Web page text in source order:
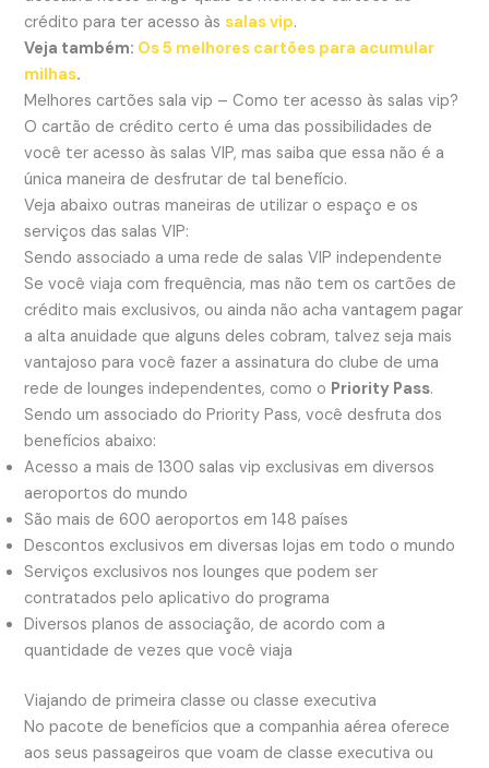
crédito para ter acesso às salas vip.
Veja também: Os 5 melhores cartões para acumular
milhas.
Melhores cartões sala vip –Como ter acesso às salas vip?
O cartão de crédito certo é uma das possibilidades de
você ter acesso às salas VIP, mas saiba que essa não é a
única maneira de desfrutar de tal benefício.
Veja abaixo outras maneiras de utilizar o espaço e os
serviços das salas VIP:
Sendo associado a uma rede de salas VIP independente
Se você viaja com frequência, mas não tem os cartões de
crédito mais exclusivos, ou ainda não acha vantagem pagar
a alta anuidade que alguns deles cobram, talvez seja mais
vantajoso para você fazer a assinatura do clube de uma
rede de lounges independentes, como o Priority Pass.
Sendo um associado do Priority Pass, você desfruta dos
benefícios abaixo:
Acesso a mais de 1300 salas vip exclusivas em diversos
aeroportos do mundo
São mais de 600 aeroportos em 148 países
Descontos exclusivos em diversas lojas em todo o mundo
Serviços exclusivos nos lounges que podem ser
contratados pelo aplicativo do programa
Diversos planos de associação, de acordo com a
quantidade de vezes que você viaja
Viajando de primeira classe ou classe executiva
No pacote de benefícios que a companhia aérea oferece
aos seus passageiros que voam de classe executiva ou